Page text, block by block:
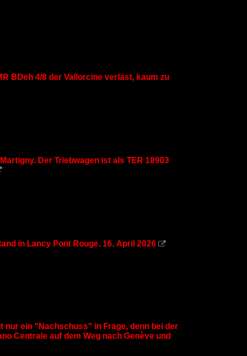
BDeh 4/8 der Vallorcine verläst, kaum zu
Der Triebwagen ist als TER 18903
in Lancy Pont Rouge. 16. April 2026 
nur ein "Nachschuss" in Frage, denn bei der
Centrale auf dem Weg nach Genève und